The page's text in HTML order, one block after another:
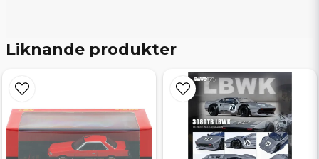
Liknande produkter